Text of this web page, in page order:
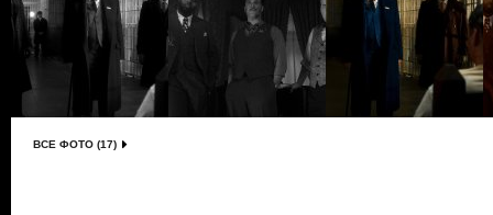
ВСЕ ФОТО (17)